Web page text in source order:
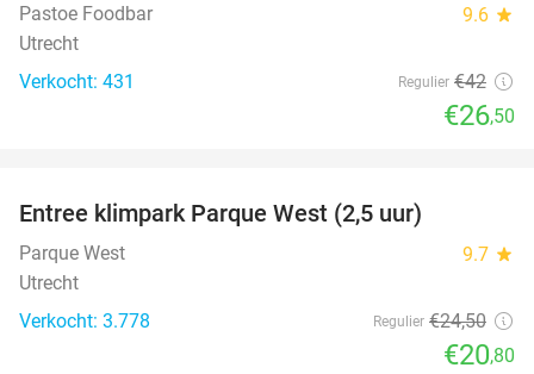
Pastoe Foodbar 9.6 star
Utrecht
Verkocht: 431
Regulier €42
€26,50
Entree klimpark Parque West (2,5 uur)
Parque West 9.7 star
Utrecht
Verkocht: 3.778
Regulier €24,50
€20,80